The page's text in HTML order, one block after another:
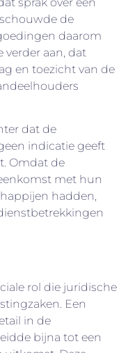
de
daarom
verder aan, dat
en toezicht van de
dat de
indicatie geeft
Omdat de
met hun
hadden,
rol die juridische
Een
in de
bijna tot een